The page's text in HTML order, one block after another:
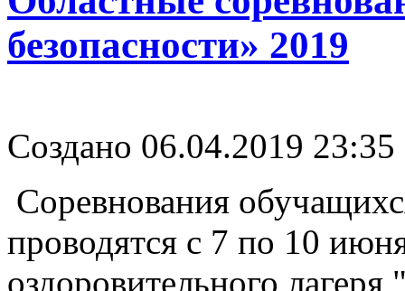
безопасности» 2019
Создано 06.04.2019 23:35
Соревнования
проводятся с 7 по 10
оздоровительного